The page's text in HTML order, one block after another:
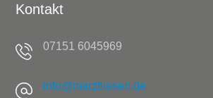
Kontakt
07151 6045969
info@merzfliesen.de